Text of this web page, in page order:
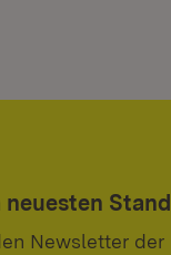
neuesten Stand
Newsletter der